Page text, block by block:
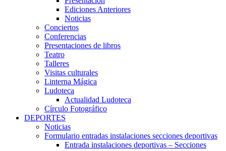
Ediciones Anteriores
Noticias
Conciertos
Conferencias
Presentaciones de libros
Teatro
Talleres
Visitas culturales
Linterna Mágica
Ludoteca
Actualidad Ludoteca
Círculo Fotográfico
DEPORTES
Noticias
Formulario entradas instalaciones secciones deportivas
Entrada instalaciones deportivas – Secciones